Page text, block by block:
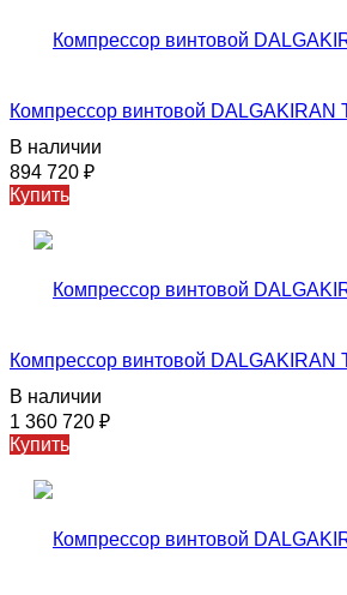
Компрессор винтовой DALGAKIRAN
В наличии
894 720 ₽
Купить
Компрессор винтовой DALGAKIRAN
В наличии
1 360 720 ₽
Купить